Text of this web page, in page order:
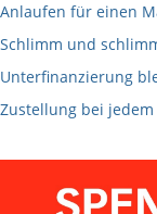
Anlaufen für einen
Schlimm und
Unterfinanzierung
Zustellung bei jedem